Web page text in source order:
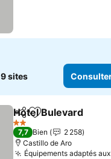
9 sites
PartagerAjouter à mes
Hotel Bulevard
2 Étoiles
7,7 Bien
2 258
Castillo de Aro
Équipements adaptés